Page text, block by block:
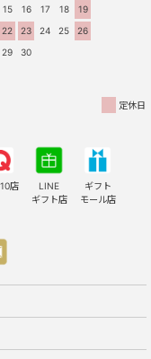
15 16 17 18
19
22 23 24 25
26
29 30
定休日
店
LINE
ギフト店
ギフト
モール店